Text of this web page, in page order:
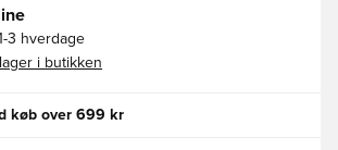
3 hverdage
i butikken
køb over 699 kr